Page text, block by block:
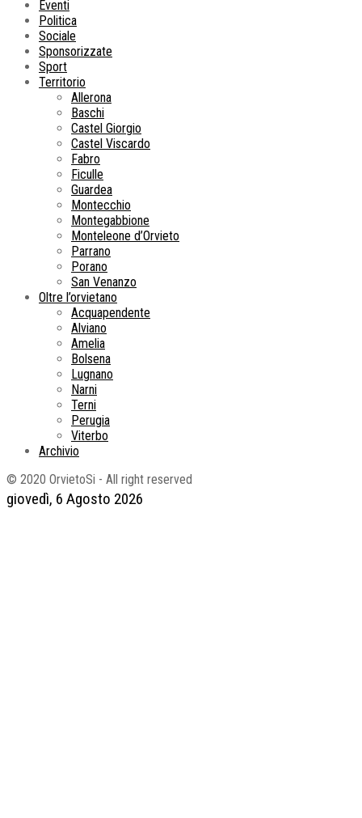
giovedì, 6 Agosto 2026
Eventi
Politica
Sociale
Sponsorizzate
Sport
Territorio
Allerona
Baschi
Castel Giorgio
Castel Viscardo
Fabro
Ficulle
Guardea
Montecchio
Montegabbione
Monteleone d’Orvieto
Parrano
Porano
San Venanzo
Oltre l’orvietano
Acquapendente
Alviano
Amelia
Bolsena
Lugnano
Narni
Terni
Perugia
Viterbo
Archivio
© 2020 OrvietoSi - All right reserved